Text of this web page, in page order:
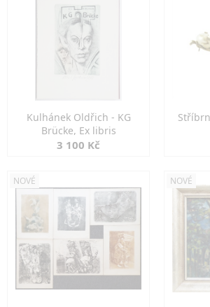
Kulhánek Oldřich - KG
Brücke, Ex libris
3 100 Kč
NOVÉ NOVÉ